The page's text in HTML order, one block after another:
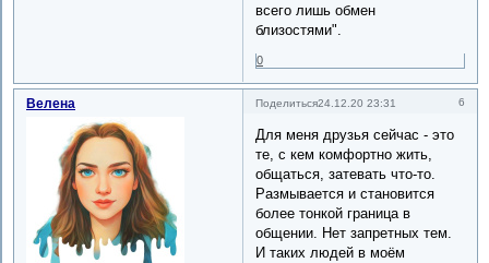
всего лишь обмен
близостями".
0
Поделиться 6
24.12.20 23:31
Велена
Для меня друзья сейчас - это
те, с кем комфортно жить,
общаться, затевать что-то.
Размывается и становится
более тонкой граница в
общении. Нет запретных тем.
И таких людей в моём